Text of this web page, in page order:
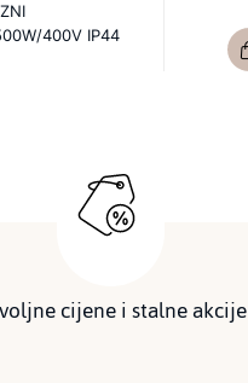
400V IP44
cijene i stalne akcije